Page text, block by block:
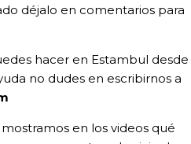
déjalo en comentarios para
hacer en Estambul desde
no dudes en escribirnos a
en los videos qué